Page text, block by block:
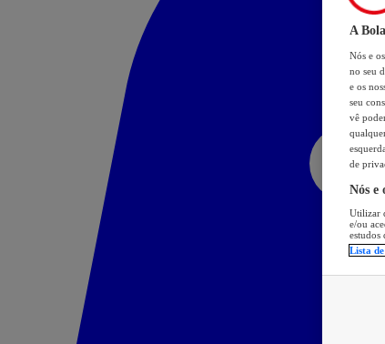
A
Nós e
no seu
e os
seu
vê
de
Nós e
Utilizar
e/ou
estudos
Lista